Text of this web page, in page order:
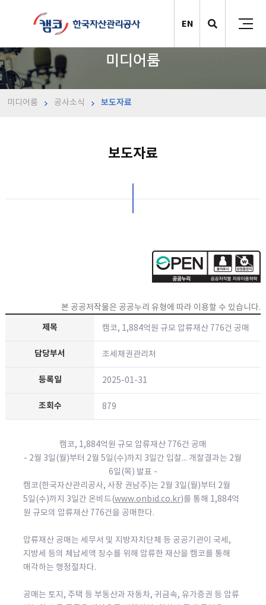
EN
미디어룸
미디어룸 공사소식 보도자료
보도자료
본 공공저작물은 공공누리 유형에 따라 이용할 수 있습니다.
캠코, 1,884억원 규모 압류재산 776건 공매
조세채권관리처
2025-01-31
879
캠코, 1,884억원 규모 압류재산 776건 공매
- 2월 3일(월)부터 2월 5일(수)까지 3일간 입찰... 개찰결과는 2월
6일(목) 발표 -
캠코(한국자산관리공사, 사장 권남주)는 2월 3일(월)부터 2월
5일(수)까지 3일간 온비드(www.onbid.co.kr)를 통해 1,884억
원 규모의 압류재산 776건을 공매한다.
압류재산 공매는 세무서 및 지방자치단체 등 공공기관이 국세,
지방세 등의 체납세액 징수를 위해 압류한 재산을 캠코를 통해
매각하는 행정절차다.
공매는 토지, 주택 등 부동산과 자동차, 귀금속, 유가증권 등 압류